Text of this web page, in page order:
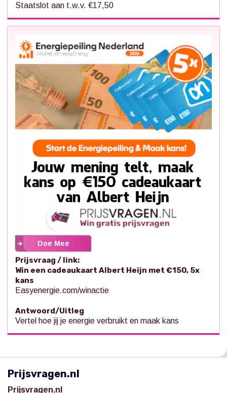
Staatslot aan t.w.v. €17,50
Doe Mee
Prijsvraag / link:
Win een cadeaukaart Albert Heijn met €150, 5x
kans
Easyenergie.com/winactie
Antwoord/Uitleg
Vertel hoe jij je energie verbruikt en maak kans
Prijsvragen.nl
Prijsvragen.nl